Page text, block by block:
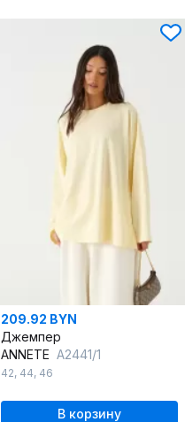
209.92 BYN
Джемпер
ANNETE A2441/1
42, 44, 46
В корзину